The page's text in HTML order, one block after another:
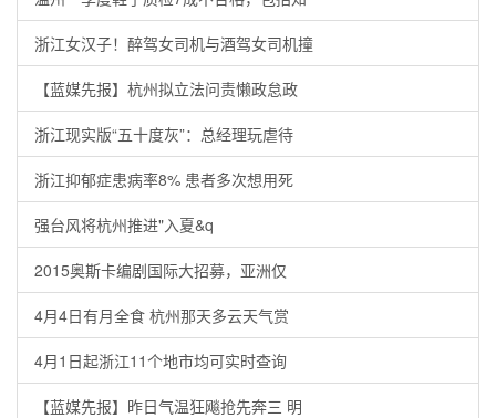
浙江女汉子！醉驾女司机与酒驾女司机撞
【蓝媒先报】杭州拟立法问责懒政怠政
浙江现实版“五十度灰”：总经理玩虐待
浙江抑郁症患病率8% 患者多次想用死
强台风将杭州推进"入夏&q
2015奥斯卡编剧国际大招募，亚洲仅
4月4日有月全食 杭州那天多云天气赏
4月1日起浙江11个地市均可实时查询
【蓝媒先报】昨日气温狂飚抢先奔三 明